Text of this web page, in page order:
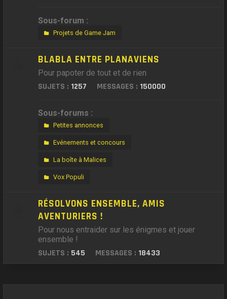
Sous-forum :
Projets de Game Jam
BLABLA ENTRE PLANAVIENS
Pour papoter de tout et de rien
SUJETS : 1257 MESSAGES : 150000
Sous-forums :
Petites annonces
Evénements et concours
La boîte à Malices
Vox Populi
RÉSOLVONS ENSEMBLE, AMIS
AVENTURIERS !
Pour nous entraider sur les énigmes et jouer
ensemble !
SUJETS : 545 MESSAGES : 18433